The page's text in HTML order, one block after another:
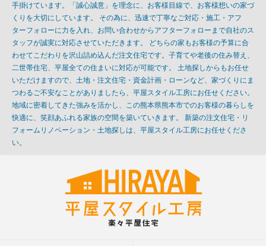
手掛けています。「誠心誠意」を理念に、お客様目線で、お客様想いの家づ
くりを大切にしています。 その為に、迅速で丁寧なご対応・施工・アフ
ターフォローに力を入れ、お問い合わせからアフターフォローまで自社のス
タッフが誠実に対応させていただきます。 どちらの家もお客様の予算に合
わせてこだわりを沢山詰め込んだ注文住宅です。子育てや老後の住み替え、
二世帯住宅、平屋全ての住まいに対応が可能です。 土地探しからもお任せ
いただけますので、土地・注文住宅・資金計画・ローンなど、家づくりにま
つわるご不安なことがありましたら、平屋スタイル工房にお任せください。
地域に密着してきた強みを活かし、この熊本県熊本市でのお客様の暮らしを
快適に、笑顔あふれる家族の空間を築いていきます。 新築の注文住宅・リ
フォームリノベーション・土地探しは、平屋スタイル工房にお任せくださ
い。